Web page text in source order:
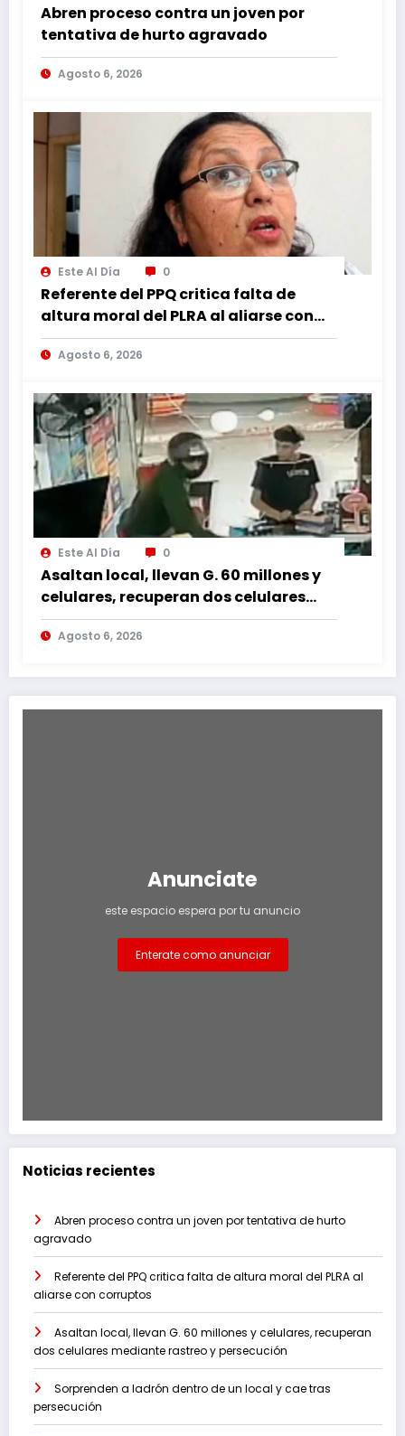
Abren proceso contra un joven por
tentativa de hurto agravado
Agosto 6, 2026
Este Al Día 0
Referente del PPQ critica falta de
altura moral del PLRA al aliarse con
corruptos
Agosto 6, 2026
Este Al Día 0
Asaltan local, llevan G. 60 millones y
celulares, recuperan dos celulares
mediante rastreo y persecución
Agosto 6, 2026
Anunciate
este espacio espera por tu anuncio
Enterate como anunciar
Noticias recientes
Abren proceso contra un joven por tentativa de hurto
agravado
Referente del PPQ critica falta de altura moral del PLRA al
aliarse con corruptos
Asaltan local, llevan G. 60 millones y celulares, recuperan
dos celulares mediante rastreo y persecución
Sorprenden a ladrón dentro de un local y cae tras
persecución